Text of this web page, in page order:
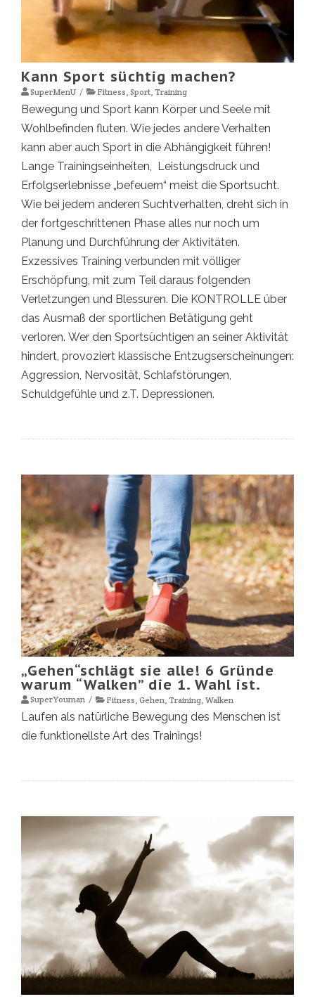
Kann Sport süchtig machen?
SuperMenU Fitness Sport Training
Bewegung und Sport kann Körper und Seele mit
Wohlbefinden fluten. Wie jedes andere Verhalten
kann aber auch Sport in die Abhängigkeit führen!
Lange Trainingseinheiten, Leistungsdruck und
Erfolgserlebnisse „befeuern“ meist die Sportsucht.
Wie bei jedem anderen Suchtverhalten, dreht sich in
der fortgeschrittenen Phase alles nur noch um
Planung und Durchführung der Aktivitäten.
Exzessives Training verbunden mit völliger
Erschöpfung, mit zum Teil daraus folgenden
Verletzungen und Blessuren. Die KONTROLLE über
das Ausmaß der sportlichen Betätigung geht
verloren. Wer den Sportsüchtigen an seiner Aktivität
hindert, provoziert klassische Entzugserscheinungen:
Aggression, Nervosität, Schlafstörungen,
Schuldgefühle und z.T. Depressionen.
„Gehen“schlägt sie alle! 6 Gründe
warum “Walken” die 1. Wahl ist.
SuperYouman Fitness Gehen Training Walken
Laufen als natürliche Bewegung des Menschen ist
die funktionellste Art des Trainings!